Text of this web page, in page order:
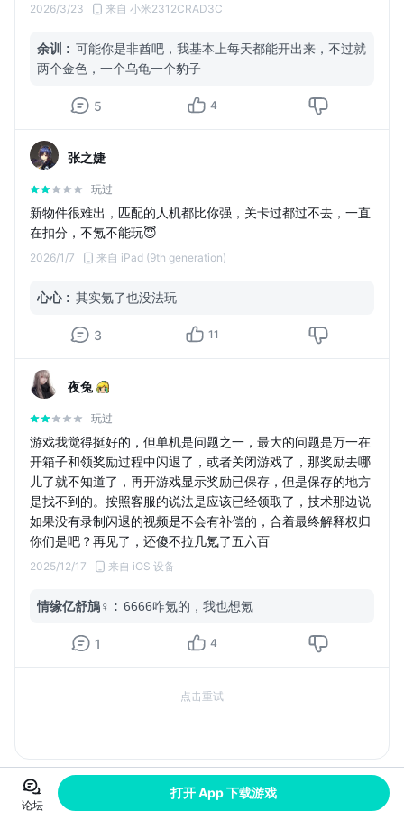
2026/3/23 来自 小米2312CRAD3C
余训 : 可能你是非酋吧，我基本上每天都能开出来，不过就
两个金色，一个乌龟一个豹子
5 4
张之婕
玩过
新物件很难出，匹配的人机都比你强，关卡过都过不去，一直
在扣分，不氪不能玩😇
2026/1/7 来自 iPad (9th generation)
心心 : 其实氪了也没法玩
3 11
夜兔
玩过
游戏我觉得挺好的，但单机是问题之一，最大的问题是万一在
开箱子和领奖励过程中闪退了，或者关闭游戏了，那奖励去哪
儿了就不知道了，再开游戏显示奖励已保存，但是保存的地方
是找不到的。按照客服的说法是应该已经领取了，技术那边说
如果没有录制闪退的视频是不会有补偿的，合着最终解释权归
你们是吧？再见了，还傻不拉几氪了五六百
2025/12/17 来自 iOS 设备
情缘亿舒鴋♀ : 6666咋氪的，我也想氪
1 4
点击重试
论坛
打开 App 下载游戏